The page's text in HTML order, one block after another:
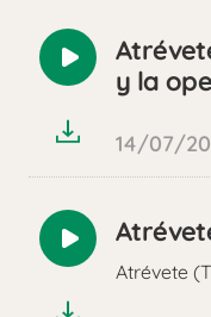
Reproducir
audioy la
14/07/
Reproducir
audioAtrévete